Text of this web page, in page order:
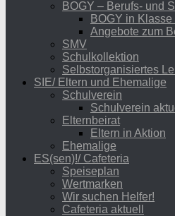
BOGY – Berufs- und
BOGY in Klasse
Angebote zum
SMV
Schulkollektion
Selbstorganisiertes
SIE/ Eltern und Ehemalige
Schulverein
Schulverein
Elternbeirat
Eltern in Aktion
Ehemalige
ES(sen)!/ Cafeteria
Speiseplan
Wertmarken
Wir suchen Helfer!
Cafeteria aktuell